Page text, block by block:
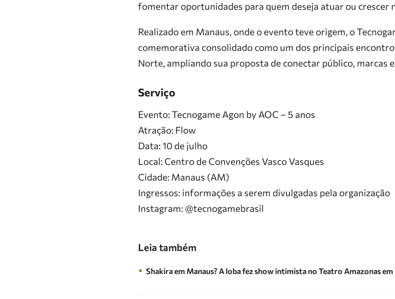
fomentar oportunidades para quem deseja atuar ou crescer
Realizado em Manaus, onde o evento teve origem, o
comemorativa consolidado como um dos principais
Norte, ampliando sua proposta de conectar público, marcas
Serviço
Evento: Tecnogame Agon by AOC – 5 anos
Atração: Flow
Data: 10 de julho
Local: Centro de Convenções Vasco Vasques
Cidade: Manaus (AM)
Ingressos: informações a serem divulgadas pela organização
Instagram: @tecnogamebrasil
Leia também
Shakira em Manaus? A loba fez show intimista no Teatro Amazonas